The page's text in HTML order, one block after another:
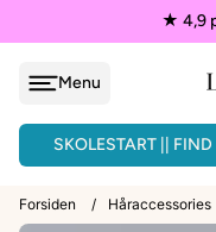
★ 4,9
Menu
SKOLESTART ||
ARMBÅND -
Forsiden / Håraccessories